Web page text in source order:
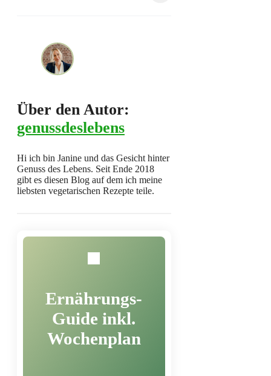
Über den Autor:
genussdeslebens
Hi ich bin Janine und das Gesicht hinter
Genuss des Lebens. Seit Ende 2018
gibt es diesen Blog auf dem ich meine
liebsten vegetarischen Rezepte teile.
Ernährungs-
Guide inkl.
Wochenplan